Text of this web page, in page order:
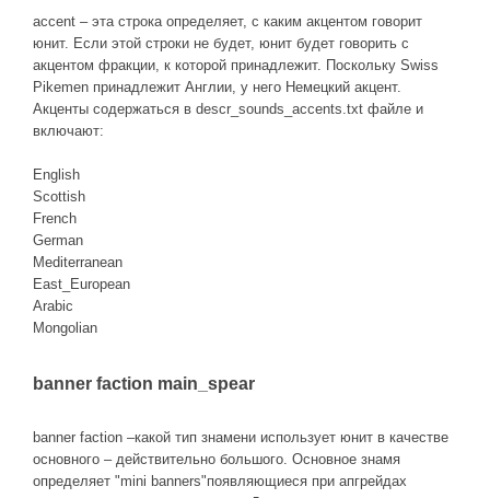
accent – эта строка определяет, с каким акцентом говорит
юнит. Если этой строки не будет, юнит будет говорить с
акцентом фракции, к которой принадлежит. Поскольку Swiss
Pikemen принадлежит Англии, у него Немецкий акцент.
Акценты содержаться в descr_sounds_accents.txt файле и
включают:
English
Scottish
French
German
Mediterranean
East_European
Arabic
Mongolian
banner faction main_spear
banner faction –какой тип знамени использует юнит в качестве
основного – действительно большого. Основное знамя
определяет "mini banners"появляющиеся при апгрейдах